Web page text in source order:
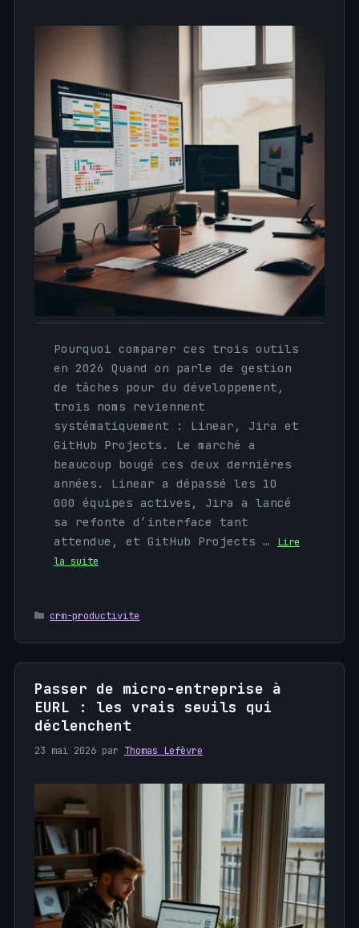
Pourquoi comparer ces trois outils
en 2026 Quand on parle de gestion
de tâches pour du développement,
trois noms reviennent
systématiquement : Linear, Jira et
GitHub Projects. Le marché a
beaucoup bougé ces deux dernières
années. Linear a dépassé les 10
000 équipes actives, Jira a lancé
sa refonte d’interface tant
attendue, et GitHub Projects …
Lire
la suite
Catégories
crm-productivite
Passer de micro-entreprise à
EURL : les vrais seuils qui
déclenchent
23 mai 2026 par Thomas Lefèvre